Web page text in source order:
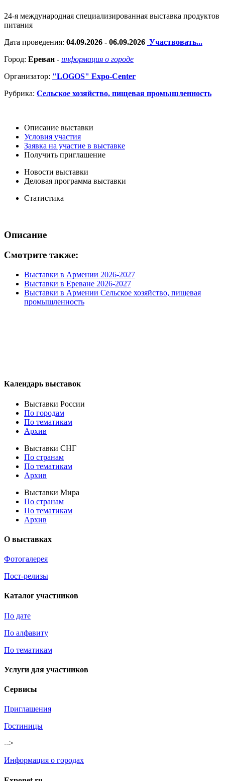
24-я международная специализированная выставка продуктов
питания
Дата проведения: 04.09.2026 - 06.09.2026 Участвовать...
Город: Ереван - информация о городе
Организатор: "LOGOS" Expo-Center
Рубрика: Сельское хозяйство, пищевая промышленность
Описание выставки
Условия участия
Заявка на участие в выставке
Получить приглашение
Новости выставки
Деловая программа выставки
Статистика
Описание
Смотрите также:
Выставки в Армении 2026-2027
Выставки в Ереване 2026-2027
Выставки в Армении Сельское хозяйство, пищевая
промышленность
Календарь выставок
Выставки России
По городам
По тематикам
Архив
Выставки СНГ
По странам
По тематикам
Архив
Выставки Мира
По странам
По тематикам
Архив
О выставках
Фотогалерея
Пост-релизы
Каталог участников
По дате
По алфавиту
По тематикам
Услуги для участников
Сервисы
Приглашения
Гостиницы
-->
Информация о городах